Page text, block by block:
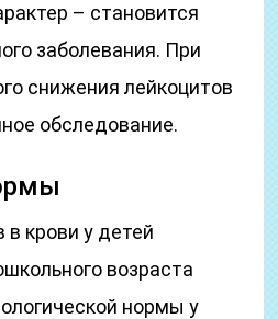
– становится
заболевания. При
снижения лейкоцитов
обследование.
в крови у детей
возраста
нормы у